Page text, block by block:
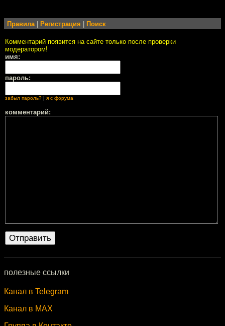
Правила| Регистрация Поиск
Комментарий появится на сайте только после проверки
модератором!
имя:
пароль:
забыл пароль? | я с форума
комментарий:
полезные ссылки
Канал в Telegram
Канал в MAX